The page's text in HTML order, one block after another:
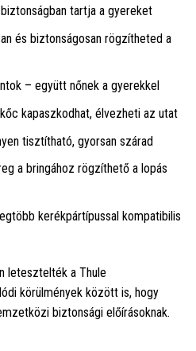
tartja a gyereket
és biztonságosan rögzítheted a
– együtt nőnek a gyerekkel
kapaszkodhat, élvezheti az utat
tisztítható, gyorsan szárad
a bringához rögzíthető a lopás
kerékpártípussal kompatibilis
letesztelték a Thule
körülmények között is, hogy
biztonsági előírásoknak.